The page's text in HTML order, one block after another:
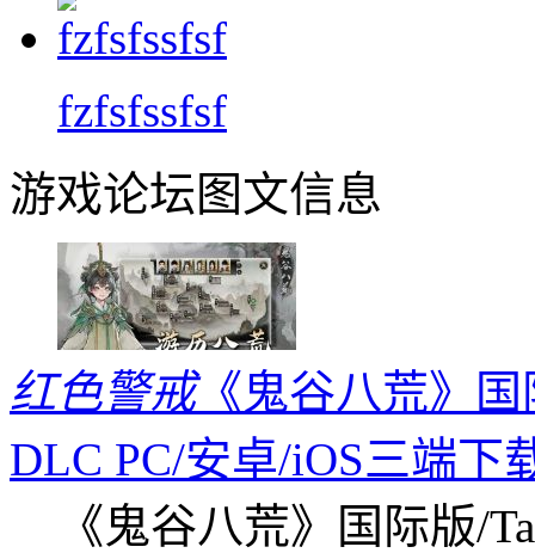
fzfsfssfsf
游戏论坛图文信息
红色警戒《鬼谷八荒》国
DLC PC/安卓/iOS三端下
《鬼谷八荒》国际版/